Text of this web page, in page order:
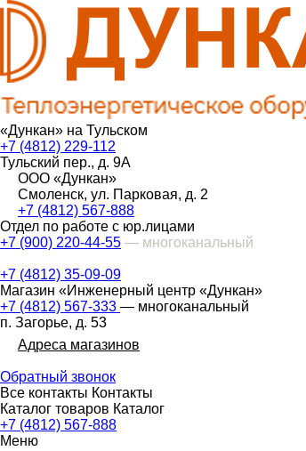
«Дункан» на Тульском
+7 (4812) 229-112
Тульский пер., д. 9А
ООО «Дункан»
Смоленск, ул. Парковая, д. 2
+7 (4812) 567-888
Отдел по работе с юр.лицами
+7 (900) 220-44-55 — многоканальный
+7 (4812) 35-09-09
Магазин «Инженерный центр «Дункан»
+7 (4812) 567-333 — многоканальный
п. Загорье, д. 53
Адреса магазинов
Обратный звонок
Все контакты Контакты
Каталог товаров Каталог
+7 (4812) 567-888
Меню